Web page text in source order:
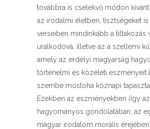
továbbra is cselekvő módon
az irodalmi életben, tisztségeket is
verseiben mindinkább a tiltakozás
uralkodóvá, illetve az a szellemi
amely az erdélyi magyarság
történelmi és közéleti eszményeit
szembe mostoha köznapi
Ezekben az eszményekben (így
hagyományos gondolatában, az
magyar irodalom morális